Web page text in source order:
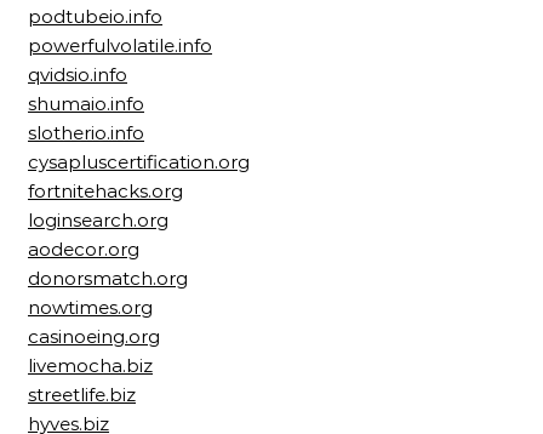
podtubeio.info
powerfulvolatile.info
qvidsio.info
shumaio.info
slotherio.info
cysapluscertification.org
fortnitehacks.org
loginsearch.org
aodecor.org
donorsmatch.org
nowtimes.org
casinoeing.org
livemocha.biz
streetlife.biz
hyves.biz